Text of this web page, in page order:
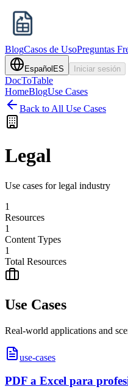
BlogCasos de UsoPreguntas
Español ES Iniciar sesión
DocToTable
HomeBlogUse Cases
Back to All Use Cases
Legal
Use cases for legal industry
1
Resources
1
Content Types
1
Total Resources
Use Cases
Real-world applications and
use-cases
PDF a Excel para